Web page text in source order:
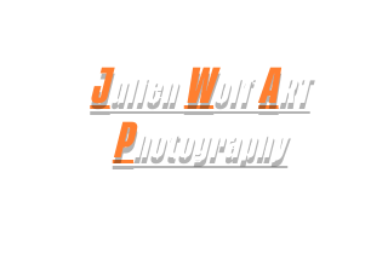
Julien WolfART
Photography